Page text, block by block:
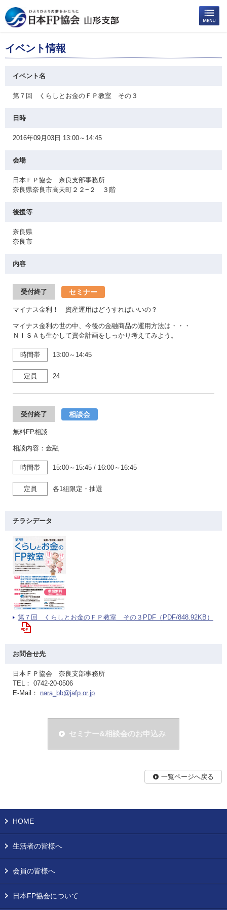
イベント情報
イベント名
第７回 くらしとお金のＦＰ教室 その３
日時
2016年09月03日 13:00～14:45
会場
日本ＦＰ協会 奈良支部事務所
奈良県奈良市高天町２２−２ ３階
後援等
奈良県
奈良市
内容
受付終了 セミナー
マイナス金利！ 資産運用はどうすればいいの？
マイナス金利の世の中、今後の金融商品の運用方法は・・・
ＮＩＳＡも生かして資金計画をしっかり考えてみよう。
時間帯 13:00～14:45
定員 24
受付終了 相談会
無料FP相談
相談内容：金融
時間帯 15:00～15:45 / 16:00～16:45
定員 各1組限定・抽選
チラシデータ
第７回 くらしとお金のＦＰ教室 その３PDF（PDF/848.92KB）
お問合せ先
日本ＦＰ協会 奈良支部事務所
TEL： 0742-20-0506
E-Mail： nara_bb@jafp.or.jp
セミナー&相談会のお申込み
一覧ページへ戻る
HOME
生活者の皆様へ
会員の皆様へ
日本FP協会について